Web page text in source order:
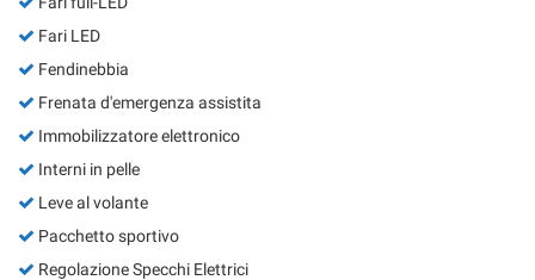
Fari LED
Fendinebbia
Frenata d'emergenza assistita
Immobilizzatore elettronico
Interni in pelle
Leve al volante
Pacchetto sportivo
Regolazione Specchi Elettrici